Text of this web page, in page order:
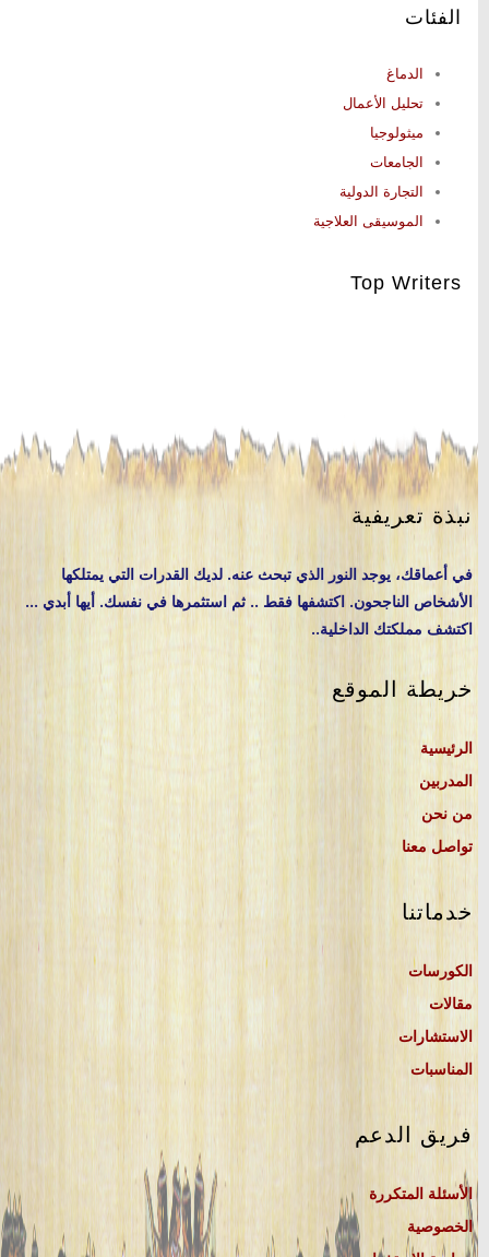
الفئات
الدماغ
تحليل الأعمال
ميثولوجيا
الجامعات
التجارة الدولية
الموسيقى العلاجية
Top Writers
نبذة تعريفية
في أعماقك، يوجد النور الذي تبحث عنه. لديك القدرات التي يمتلكها
الأشخاص الناجحون. اكتشفها فقط .. ثم استثمرها في نفسك. أيها أبدي ...
اكتشف مملكتك الداخلية..
خريطة الموقع
الرئيسية
المدربين
من نحن
تواصل معنا
خدماتنا
الكورسات
مقالات
الاستشارات
المناسبات
فريق الدعم
الأسئلة المتكررة
الخصوصية